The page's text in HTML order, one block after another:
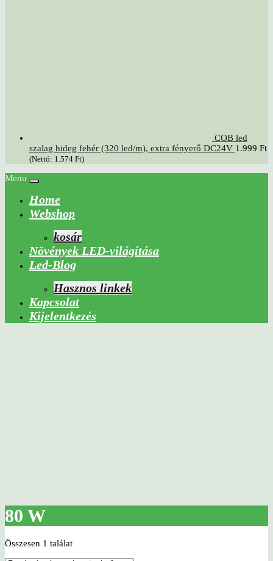
COB led
szalag hideg fehér (320 led/m), extra fényerő DC24V 1.999 Ft
(Nettó: 1.574 Ft)
Menu
Home
Webshop
kosár
Növények LED-világítása
Led-Blog
Hasznos linkek
Kapcsolat
Kijelentkezés
80 W
Összesen 1 találat